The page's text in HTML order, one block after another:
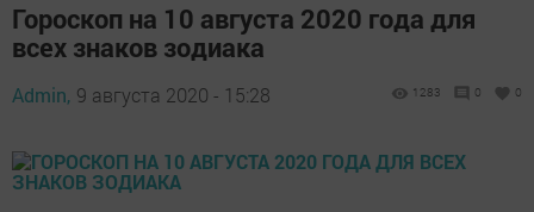
Гороскоп на 10 августа 2020 года для
всех знаков зодиака
Admin, 9 августа 2020 - 15:28 1283 0 0